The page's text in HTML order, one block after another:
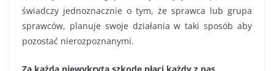
świadczy jednoznacznie o tym, że sprawca lub grupa
sprawców, planuje swoje działania w taki sposób aby
pozostać nierozpoznanymi.